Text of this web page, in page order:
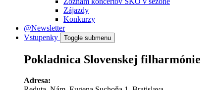
Zájazdy
Konkurzy
@Newsletter
Vstupenky
Toggle submenu
Pokladnica Slovenskej filharmónie
Adresa: